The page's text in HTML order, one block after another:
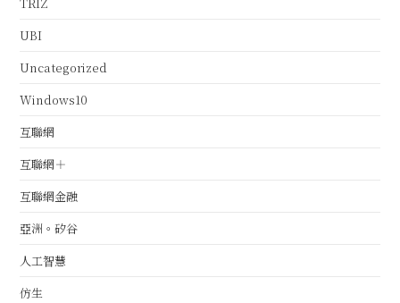
UBI
Uncategorized
Windows10
互聯網
互聯網＋
互聯網金融
亞洲。矽谷
人工智慧
仿生